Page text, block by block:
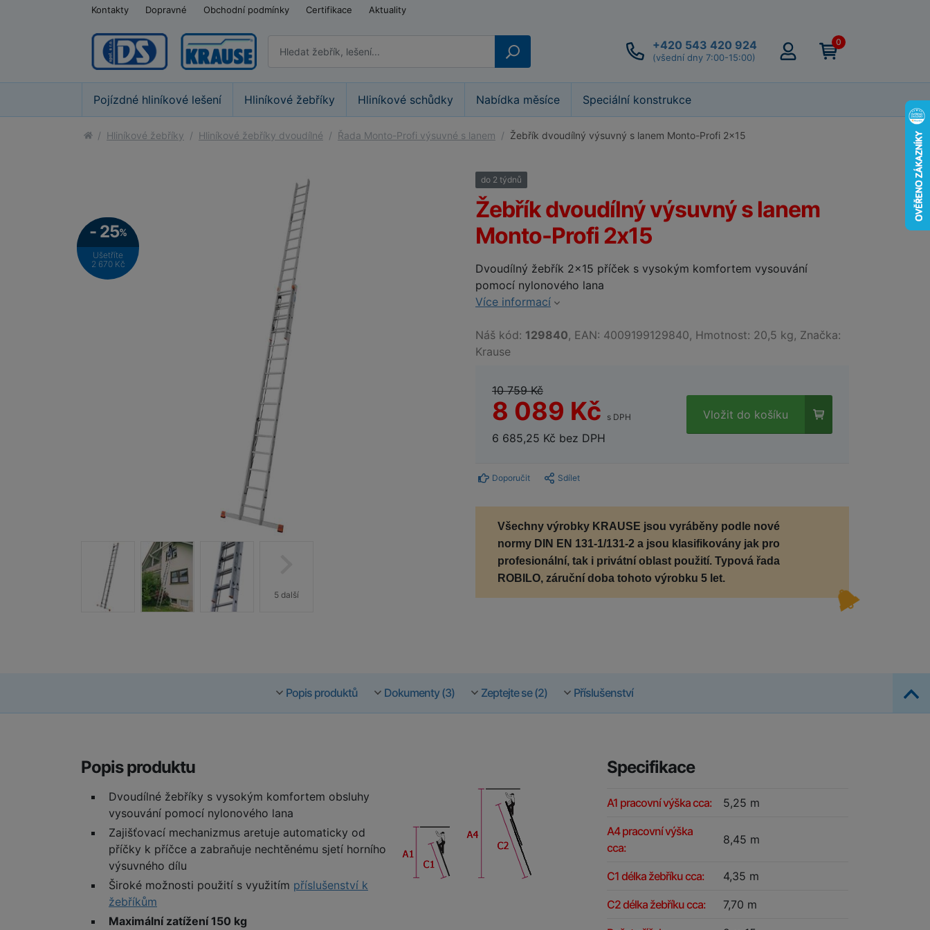
Kontakty Dopravné Obchodní podmínky Certifikace Aktuality
+420 543 420 924
(všední dny 7:00-15:00)
0
Pojízdné hliníkové lešení Hliníkové žebříky Hliníkové schůdky Nabídka měsíce Speciální konstrukce
Hliníkové žebříky Hliníkové žebříky dvoudílné Řada Monto-Profi výsuvné s lanem Žebřík dvoudílný výsuvný s lanem Monto-Profi 2x15
5 další
- 25%
Ušetříte
2 670 Kč
do 2 týdnů
Žebřík dvoudílný výsuvný s lanem
Monto-Profi 2x15
Dvoudílný žebřík 2x15 příček s vysokým komfortem vysouvání
pomocí nylonového lana
Více informací
Náš kód: 129840, EAN: 4009199129840, Hmotnost: 20,5 kg, Značka:
Krause
10 759 Kč
8 089 Kč s DPH
6 685,25 Kč bez DPH
Vložit do košíku
Doporučit Sdílet
Všechny výrobky KRAUSE jsou vyráběny podle nové
normy DIN EN 131-1/131-2 a jsou klasifikovány jak pro
profesionální, tak i privátní oblast použití. Typová řada
ROBILO, záruční doba tohoto výrobku 5 let.
Popis produktů Dokumenty (3) Zeptejte se (2) Příslušenství
Popis produktu
Dvoudílné žebříky s vysokým komfortem obsluhy
vysouvání pomocí nylonového lana
Zajišťovací mechanizmus aretuje automaticky od
příčky k příčce a zabraňuje nechtěnému sjetí horního
výsuvného dílu
Široké možnosti použití s využitím příslušenství k
žebříkům
Maximální zatížení 150 kg
Specifikace
A1 pracovní výška cca: 5,25 m
A4 pracovní výška
cca:
8,45 m
C1 délka žebříku cca: 4,35 m
C2 délka žebříku cca: 7,70 m